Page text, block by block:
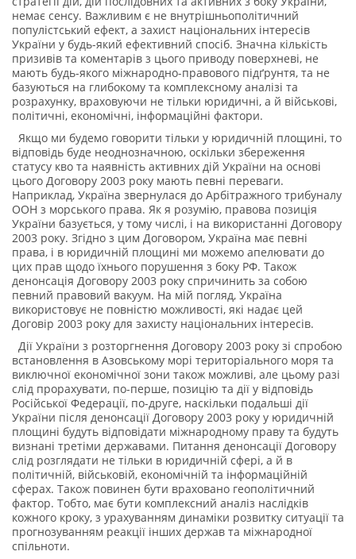
немає сенсу. Важливим є не внутрішньополітичний
популістський ефект, а захист національних інтересів
України у будь-який ефективний спосіб. Значна кількість
призивів та коментарів з цього приводу поверхневі, не
мають будь-якого міжнародно-правового підґрунтя, та не
базуються на глибокому та комплексному аналізі та
розрахунку, враховуючи не тільки юридичні, а й військові,
політичні, економічні, інформаційні фактори.
Якщо ми будемо говорити тільки у юридичній площині, то
відповідь буде неоднозначною, оскільки збереження
статусу кво та наявність активних дій України на основі
цього Договору 2003 року мають певні переваги.
Наприклад, Україна звернулася до Арбітражного трибуналу
ООН з морського права. Як я розумію, правова позиція
України базується, у тому числі, і на використанні Договору
2003 року. Згідно з цим Договором, Україна має певні
права, і в юридичній площині ми можемо апелювати до
цих прав щодо їхнього порушення з боку РФ. Також
денонсація Договору 2003 року спричинить за собою
певний правовий вакуум. На мій погляд, Україна
використовує не повністю можливості, які надає цей
Договір 2003 року для захисту національних інтересів.
Дії України з розторгнення Договору 2003 року зі спробою
встановлення в Азовському морі територіального моря та
виключної економічної зони також можливі, але цьому разі
слід прорахувати, по-перше, позицію та дії у відповідь
Російської Федерації, по-друге, наскільки подальші дії
України після денонсації Договору 2003 року у юридичній
площині будуть відповідати міжнародному праву та будуть
визнані третіми державами. Питання денонсації Договору
слід розглядати не тільки в юридичній сфері, а й в
політичній, військовій, економічній та інформаційній
сферах. Також повинен бути враховано геополітичний
фактор. Тобто, має бути комплексний аналіз наслідків
кожного кроку, з урахуванням динаміки розвитку ситуації та
прогнозуванням реакції інших держав та міжнародної
спільноти.